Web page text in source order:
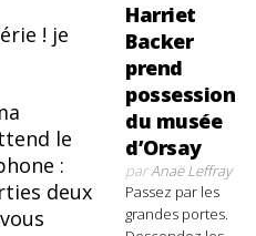
! je
le
:
deux
Harriet
Backer
prend
possession
du musée
d’Orsay
parAnaë Leffray
Passez par les
grandes portes.